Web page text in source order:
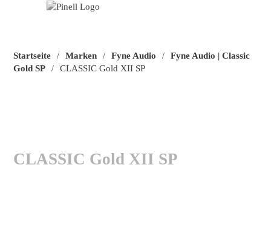
Startseite / Marken / Fyne Audio /
Fyne Audio | Classic
Gold SP
/ CLASSIC Gold XII SP
CLASSIC Gold XII SP